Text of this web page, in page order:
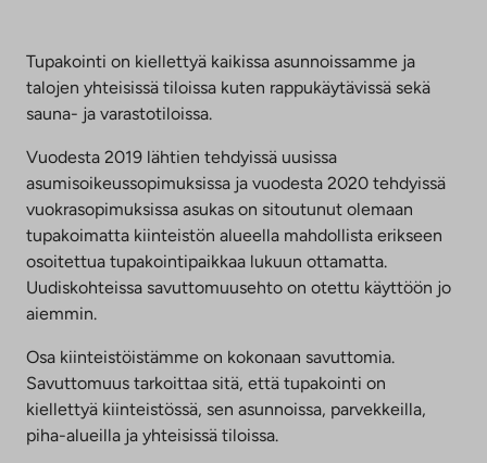
Tupakointi on kiellettyä kaikissa asunnoissamme ja
talojen yhteisissä tiloissa kuten rappukäytävissä sekä
sauna- ja varastotiloissa.
Vuodesta 2019 lähtien tehdyissä uusissa
asumisoikeussopimuksissa ja vuodesta 2020 tehdyissä
vuokrasopimuksissa asukas on sitoutunut olemaan
tupakoimatta kiinteistön alueella mahdollista erikseen
osoitettua tupakointipaikkaa lukuun ottamatta.
Uudiskohteissa savuttomuusehto on otettu käyttöön jo
aiemmin.
Osa kiinteistöistämme on kokonaan savuttomia.
Savuttomuus tarkoittaa sitä, että tupakointi on
kiellettyä kiinteistössä, sen asunnoissa, parvekkeilla,
piha-alueilla ja yhteisissä tiloissa.